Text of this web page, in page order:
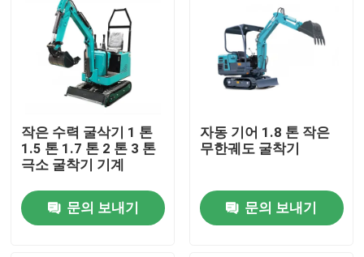
작은 수력 굴삭기 1 톤
1.5 톤 1.7 톤 2 톤 3 톤
극소 굴착기 기계
문의 보내기
자동 기어 1.8 톤 작은
무한궤도 굴착기
문의 보내기